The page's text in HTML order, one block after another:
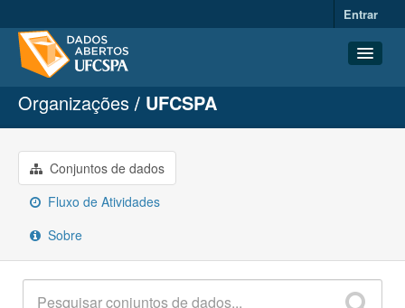
Entrar
Conjuntos de dados
Organizações
Grupos
Sobre
Organizações UFCSPA
Conjuntos de dados
Fluxo de Atividades
Sobre